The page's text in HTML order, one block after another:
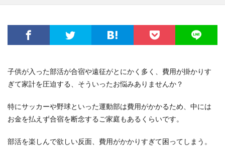
子供が入った部活が合宿や遠征がとにかく多く、費用が掛かりす
ぎて家計を圧迫する、そういったお悩みありませんか？
特にサッカーや野球といった運動部は費用がかかるため、中には
お金を払えず合宿を断念するご家庭もあるくらいです。
部活を楽しんで欲しい反面、費用がかかりすぎて困ってしまう。